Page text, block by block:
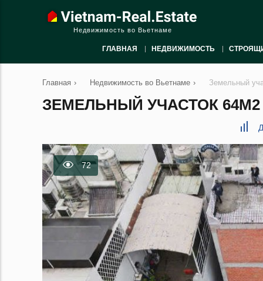
Недвижимость во Вьетнаме
ГЛАВНАЯ НЕДВИЖИМОСТЬ
Главная › Недвижимость во Вьетнаме › Земельный
ЗЕМЕЛЬНЫЙ УЧАСТОК
72